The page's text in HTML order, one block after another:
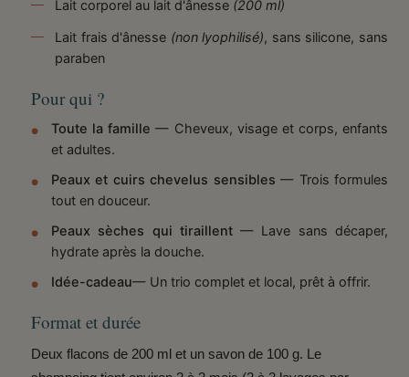
Lait corporel au lait d'ânesse (200 ml)
Lait frais d'ânesse (non lyophilisé), sans silicone, sans
paraben
Pour qui ?
Toute la famille — Cheveux, visage et corps, enfants
et adultes.
Peaux et cuirs chevelus sensibles — Trois formules
tout en douceur.
Peaux sèches qui tiraillent— Lave sans décaper,
hydrate après la douche.
Idée-cadeau— Un trio complet et local, prêt à offrir.
Format et durée
Deux flacons de 200 ml et un savon de 100 g. Le